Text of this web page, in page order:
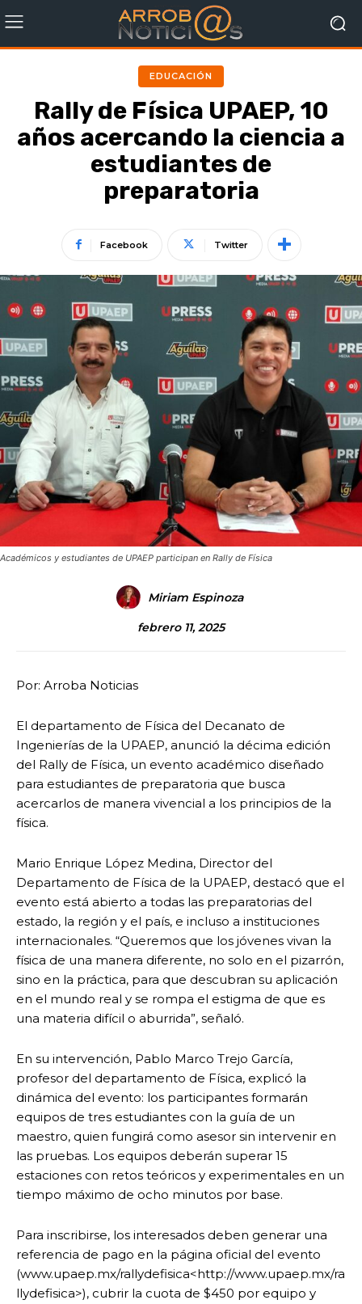
EDUCACIÓN
Rally de Física UPAEP, 10
años acercando la ciencia a
estudiantes de
preparatoria
Facebook Twitter
Académicos y estudiantes de UPAEP participan en Rally de Física
Miriam Espinoza
febrero 11, 2025
Por: Arroba Noticias
El departamento de Física del Decanato de
Ingenierías de la UPAEP, anunció la décima edición
del Rally de Física, un evento académico diseñado
para estudiantes de preparatoria que busca
acercarlos de manera vivencial a los principios de la
física.
Mario Enrique López Medina, Director del
Departamento de Física de la UPAEP, destacó que el
evento está abierto a todas las preparatorias del
estado, la región y el país, e incluso a instituciones
internacionales. “Queremos que los jóvenes vivan la
física de una manera diferente, no solo en el pizarrón,
sino en la práctica, para que descubran su aplicación
en el mundo real y se rompa el estigma de que es
una materia difícil o aburrida”, señaló.
En su intervención, Pablo Marco Trejo García,
profesor del departamento de Física, explicó la
dinámica del evento: los participantes formarán
equipos de tres estudiantes con la guía de un
maestro, quien fungirá como asesor sin intervenir en
las pruebas. Los equipos deberán superar 15
estaciones con retos teóricos y experimentales en un
tiempo máximo de ocho minutos por base.
Para inscribirse, los interesados deben generar una
referencia de pago en la página oficial del evento
(www.upaep.mx/rallydefisica<http://www.upaep.mx/ra
llydefisica>), cubrir la cuota de $450 por equipo y